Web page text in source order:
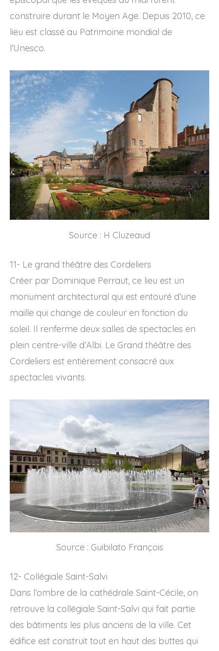
construire durant le Moyen Age. Depuis 2010, ce
lieu est classé au Patrimoine mondial de
l’Unesco.
Source : H Cluzeaud
11- Le grand théâtre des Cordeliers
Créer par Dominique Perraut, ce lieu est un
monument architectural qui est entouré d’une
maille qui change de couleur en fonction du
soleil. Il renferme deux salles de spectacles en
plein centre-ville d’Albi. Le Grand théâtre des
Cordeliers est entièrement consacré aux
spectacles vivants.
Source : Guibilato François
12- Collégiale Saint-Salvi
Dans l’ombre de la cathédrale Saint-Cécile, on
retrouve la collégiale Saint-Salvi qui fait partie
des bâtiments les plus anciens de la ville. Cet
édifice est construit tout en haut des buttes qui